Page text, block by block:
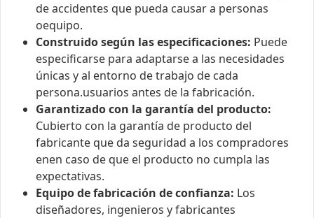
de accidentes que pueda causar a personas
oequipo.
Construido según las especificaciones: Puede
especificarse para adaptarse a las necesidades
únicas y al entorno de trabajo de cada
persona.usuarios antes de la fabricación.
Garantizado con la garantía del producto:
Cubierto con la garantía de producto del
fabricante que da seguridad a los compradores
enen caso de que el producto no cumpla las
expectativas.
Equipo de fabricación de confianza: Los
diseñadores, ingenieros y fabricantes